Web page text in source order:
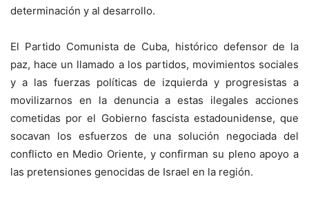
determinación y al desarrollo.
El Partido Comunista de Cuba, histórico defensor de la
paz, hace un llamado a los partidos, movimientos sociales
y a las fuerzas políticas de izquierda y progresistas a
movilizarnos en la denuncia a estas ilegales acciones
cometidas por el Gobierno fascista estadounidense, que
socavan los esfuerzos de una solución negociada del
conflicto en Medio Oriente, y confirman su pleno apoyo a
las pretensiones genocidas de Israel en la región.